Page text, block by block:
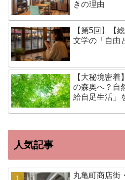
きの理由
【第5回】【
文学の「自由
【大秘境密
の森奥へ？自
給自足生活」
人気記事
丸亀町商店街